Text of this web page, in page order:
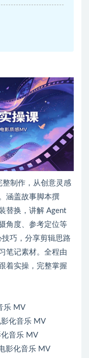
制作，从创意灵感
涵盖故事脚本撰
替换，讲解 Agent
角度、参考定位等
巧，分享剪辑思路
笔记素材。全程由
着实操，完整掌握
乐 MV
化音乐 MV
音乐 MV
影化音乐 MV